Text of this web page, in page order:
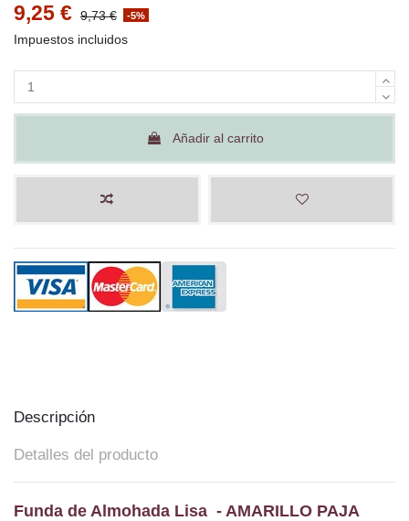
9,25 € 9,73 € -5%
Impuestos incluidos
Añadir al carrito
Descripción
Detalles del producto
Funda de Almohada Lisa - AMARILLO PAJA